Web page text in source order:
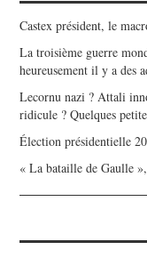
Castex président, le
La troisième guerre
heureusement il y a des
Lecornu nazi ? Attali
ridicule ? Quelques
Élection présidentielle
« La bataille de Gaulle